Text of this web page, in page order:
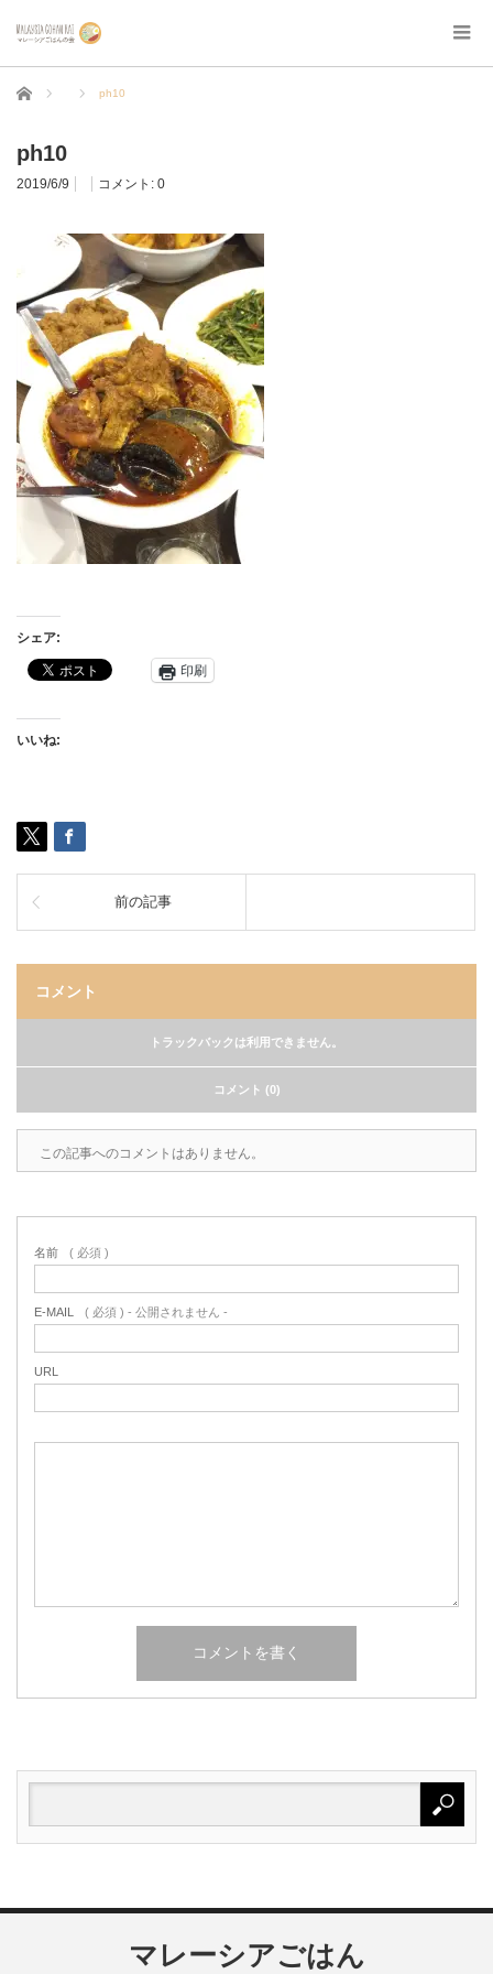
ホーム ph10
ph10
2019/6/9 コメント: 0
シェア:
印刷
いいね:
前の記事
コメント
トラックバックは利用できません。
コメント (0)
この記事へのコメントはありません。
名前 ( 必須 )
E-MAIL ( 必須 ) - 公開されません -
URL
マレーシアごはん